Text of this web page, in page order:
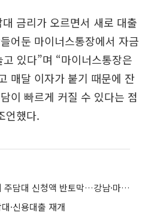
금리가 오르면서 새로 대출
어둔 마이너스통장에서 자금
있다”며 “마이너스통장은
매달 이자가 붙기 때문에 잔
이 빠르게 커질 수 있다는 점
언했다.
‘6억 한도’ 초강력 규제에 주담대 신청액 반토막…강남·마용성 직격탄
·신용대출 재개